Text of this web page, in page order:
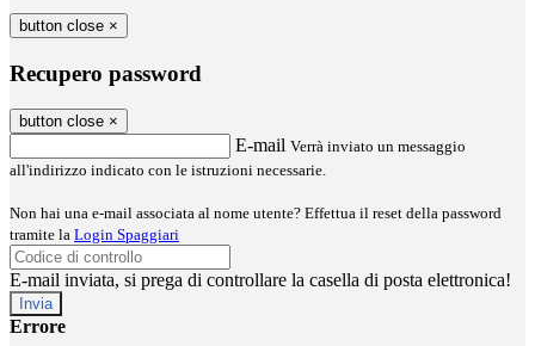
button close ×
Recupero password
button close ×
E-mail Verrà inviato un messaggio
all'indirizzo indicato con le istruzioni necessarie.
Non hai una e-mail associata al nome utente? Effettua il reset della password
tramite la Login Spaggiari
E-mail inviata, si prega di controllare la casella di posta elettronica!
Errore